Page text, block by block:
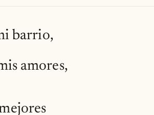
barrio,
amores,